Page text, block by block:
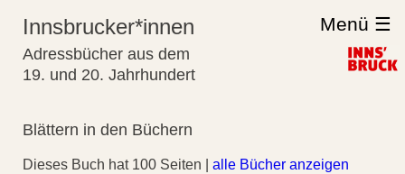
Innsbrucker*innen
Adressbücher aus dem
19. und 20. Jahrhundert
Menü ☰
Blättern in den Büchern
Dieses Buch hat 100 Seiten | alle Bücher anzeigen